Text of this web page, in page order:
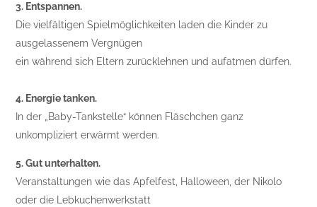
3. Entspannen.
Die vielfältigen Spielmöglichkeiten laden die Kinder zu
ausgelassenem Vergnügen
ein während sich Eltern zurücklehnen und aufatmen dürfen.
4. Energie tanken.
In der „Baby-Tankstelle“ können Fläschchen ganz
unkompliziert erwärmt werden.
5. Gut unterhalten.
Veranstaltungen wie das Apfelfest, Halloween, der Nikolo
oder die Lebkuchenwerkstatt